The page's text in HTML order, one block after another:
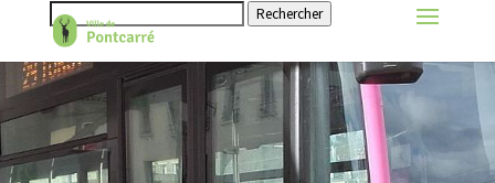
Rechercher